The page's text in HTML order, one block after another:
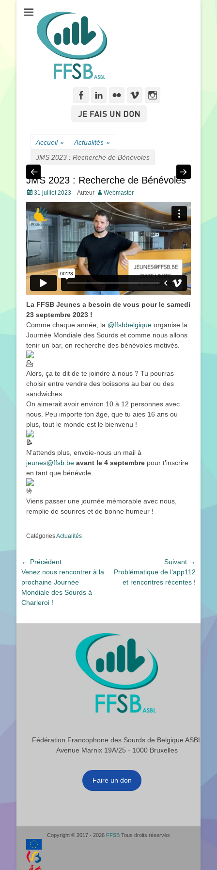
Fédération Francophone des Sourds de Belgique
FacebookLinkedln
Flickr Vimeo
Accueil » Actualités »
JMS 2023 : Recherche de Bénévoles
JMS 2023 : Recherche de Bénévoles
Posté
le
31 juillet 2023 Auteur Webmaster
La FFSB Jeunes a besoin de vous pour le samedi
23 septembre 2023 !
Comme chaque année, la @ffsbbelgique organise la
Journée Mondiale des Sourds et comme nous allons
tenir un bar, on recherche des bénévoles motivés.
Alors, ça te dit de te joindre à nous ? Tu pourras
choisir entre vendre des boissons au bar ou des
sandwiches.
On aimerait avoir environ 10 à 12 personnes avec
nous. Peu importe ton âge, que tu aies 16 ans ou
plus, tout le monde est le bienvenu !
N’attends plus, envoie-nous un mail à
jeunes@ffsb.be avant le 4 septembre pour t’inscrire
en tant que bénévole.
Viens passer une journée mémorable avec nous,
remplie de sourires et de bonne humeur !
CatégoriesActualités
Navigation
de
l’article
← Précédent
Article
précédent :
Venez nous rencontrer à la
prochaine Journée
Mondiale des Sourds à
Charleroi !
Suivant →
Article
suivant :
Problématique de l’app112
et rencontres récentes !
Fédération Francophone des Sourds de Belgique ASBL
Avenue Marnix 19A/25 - 1000 Bruxelles
Faire un don
Copyright © 2017 - 2026 FFSB Tous droits réservés